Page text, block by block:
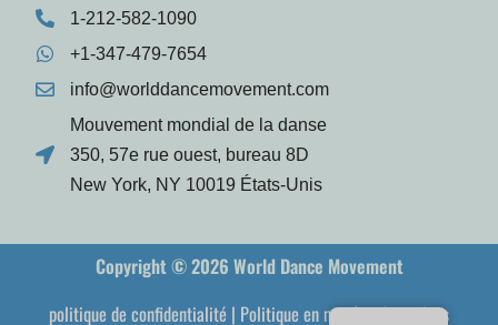
1-212-582-1090
+1-347-479-7654
info@worlddancemovement.com
Mouvement mondial de la danse
350, 57e rue ouest, bureau 8D
New York, NY 10019 États-Unis
Copyright © 2026 World Dance Movement
politique de confidentialité | Politique en matière de cookies